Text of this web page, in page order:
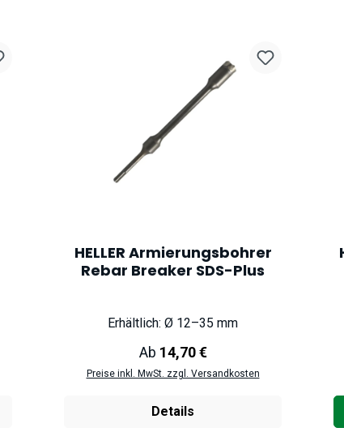
HELLER Armierungsbohrer
Rebar Breaker SDS-Plus
Erhältlich: Ø 12–35 mm
Regulärer Preis:
Ab 14,70 €
Preise inkl. MwSt. zzgl. Versandkosten
Details